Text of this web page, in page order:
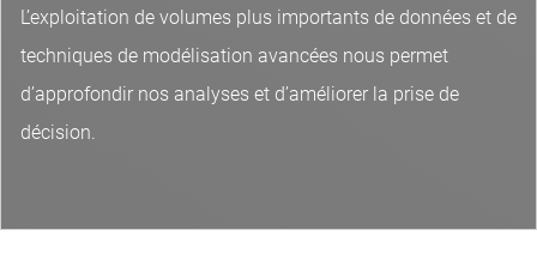
L’exploitation de volumes plus importants de données et de
techniques de modélisation avancées nous permet
d’approfondir nos analyses et d’améliorer la prise de
décision.